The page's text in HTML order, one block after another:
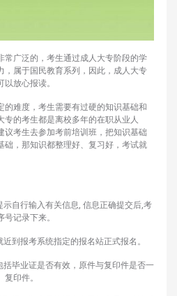
常广泛的，考生通过成人大专阶段的学
，属于国民教育系列，因此，成人大专
放心报读。
的难度，考生需要有过硬的知识基础和
专的考生都是离校多年的在职从业人
议考生去参加考前培训班，把知识基础
础，那知识都整理好、复习好，考试就
自行输入有关信息, 信息正确提交后,考
记录下来。
到报考系统指定的报名站正式报名。
毕业证是否有效，原件与复印件是否一
印件。